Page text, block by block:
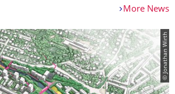
More News
© Jonathan Wirth